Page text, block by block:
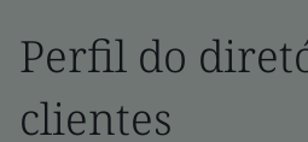
Perfil do
clientes